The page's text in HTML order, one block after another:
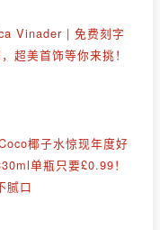
Vinader | 免费刻字
超美首饰等你来挑！
椰子水惊现年度好
单瓶只要£0.99！
腻口